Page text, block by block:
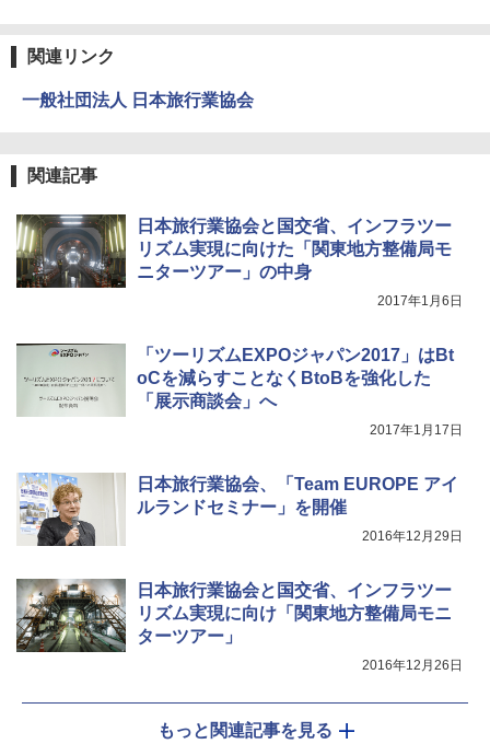
関連リンク
一般社団法人 日本旅行業協会
関連記事
日本旅行業協会と国交省、インフラツー
リズム実現に向けた「関東地方整備局モ
ニターツアー」の中身
2017年1月6日
「ツーリズムEXPOジャパン2017」はBt
oCを減らすことなくBtoBを強化した
「展示商談会」へ
2017年1月17日
日本旅行業協会、「Team EUROPE アイ
ルランドセミナー」を開催
2016年12月29日
日本旅行業協会と国交省、インフラツー
リズム実現に向け「関東地方整備局モニ
ターツアー」
2016年12月26日
もっと関連記事を見る